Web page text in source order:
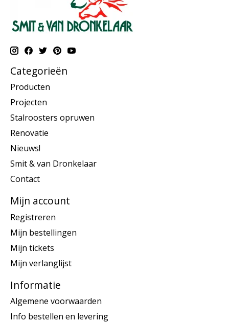
Categorieën
Producten
Projecten
Stalroosters opruwen
Renovatie
Nieuws!
Smit & van Dronkelaar
Contact
Mijn account
Registreren
Mijn bestellingen
Mijn tickets
Mijn verlanglijst
Informatie
Algemene voorwaarden
Info bestellen en levering